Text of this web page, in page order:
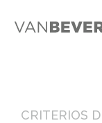
CRITERIOS